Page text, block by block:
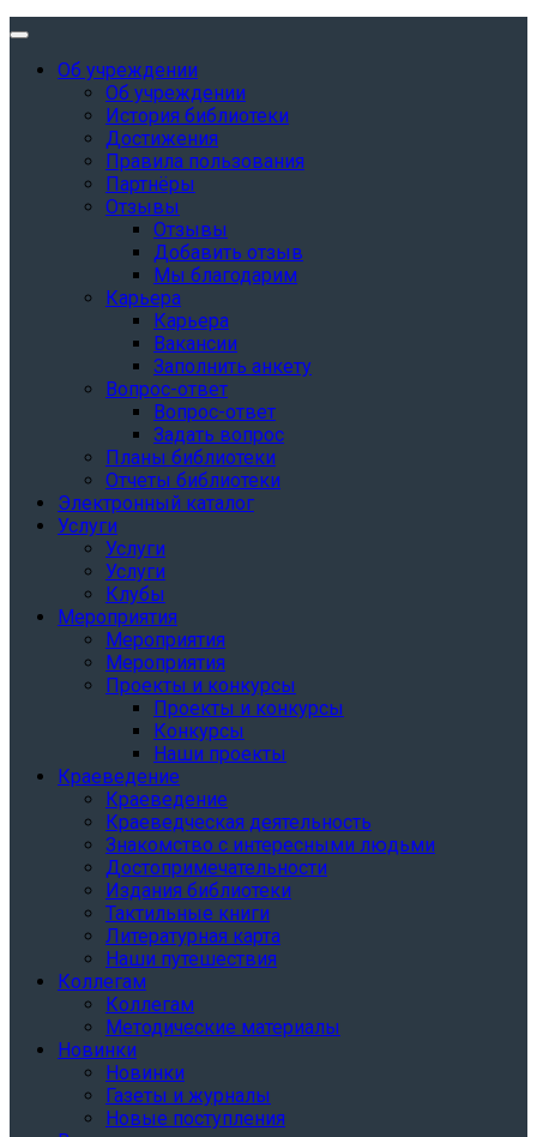
Об учреждении
Об учреждении
История библиотеки
Достижения
Правила пользования
Партнёры
Отзывы
Отзывы
Добавить отзыв
Мы благодарим
Карьера
Карьера
Вакансии
Заполнить анкету
Вопрос-ответ
Вопрос-ответ
Задать вопрос
Планы библиотеки
Отчеты библиотеки
Электронный каталог
Услуги
Услуги
Услуги
Клубы
Мероприятия
Мероприятия
Мероприятия
Проекты и конкурсы
Проекты и конкурсы
Конкурсы
Наши проекты
Краеведение
Краеведение
Краеведческая деятельность
Знакомство с интересными людьми
Достопримечательности
Издания библиотеки
Тактильные книги
Литературная карта
Наши путешествия
Коллегам
Коллегам
Методические материалы
Новинки
Новинки
Газеты и журналы
Новые поступления